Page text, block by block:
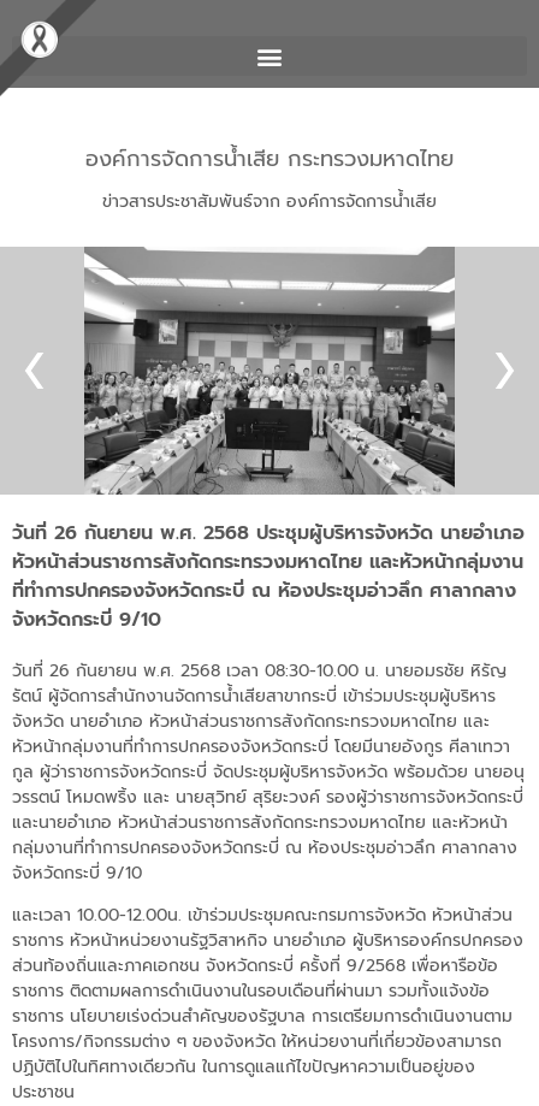
องค์การจัดการน้ำเสีย กระทรวงมหาดไทย
ข่าวสารประชาสัมพันธ์จาก องค์การจัดการน้ำเสีย
วันที่ 26 กันยายน พ.ศ. 2568 ประชุมผู้บริหารจังหวัด นายอำเภอ
หัวหน้าส่วนราชการสังกัดกระทรวงมหาดไทย และหัวหน้ากลุ่มงาน
ที่ทำการปกครองจังหวัดกระบี่ ณ ห้องประชุมอ่าวลึก ศาลากลาง
จังหวัดกระบี่ 9/10
วันที่ 26 กันยายน พ.ศ. 2568 เวลา 08:30-10.00 น. นายอมรชัย หิรัญ
รัตน์ ผู้จัดการสำนักงานจัดการน้ำเสียสาขากระบี่ เข้าร่วมประชุมผู้บริหาร
จังหวัด นายอำเภอ หัวหน้าส่วนราชการสังกัดกระทรวงมหาดไทย และ
หัวหน้ากลุ่มงานที่ทำการปกครองจังหวัดกระบี่ โดยมีนายอังกูร ศีลาเทวา
กูล ผู้ว่าราชการจังหวัดกระบี่ จัดประชุมผู้บริหารจังหวัด พร้อมด้วย นายอนุ
วรรตน์ โหมดพริ้ง และ นายสุวิทย์ สุริยะวงค์ รองผู้ว่าราชการจังหวัดกระบี่
และนายอำเภอ หัวหน้าส่วนราชการสังกัดกระทรวงมหาดไทย และหัวหน้า
กลุ่มงานที่ทำการปกครองจังหวัดกระบี่ ณ ห้องประชุมอ่าวลึก ศาลากลาง
จังหวัดกระบี่ 9/10
และเวลา 10.00-12.00น. เข้าร่วมประชุมคณะกรมการจังหวัด หัวหน้าส่วน
ราชการ หัวหน้าหน่วยงานรัฐวิสาหกิจ นายอำเภอ ผู้บริหารองค์กรปกครอง
ส่วนท้องถิ่นและภาคเอกชน จังหวัดกระบี่ ครั้งที่ 9/2568 เพื่อหารือข้อ
ราชการ ติดตามผลการดำเนินงานในรอบเดือนที่ผ่านมา รวมทั้งแจ้งข้อ
ราชการ นโยบายเร่งด่วนสำคัญของรัฐบาล การเตรียมการดำเนินงานตาม
โครงการ/กิจกรรมต่าง ๆ ของจังหวัด ให้หน่วยงานที่เกี่ยวข้องสามารถ
ปฏิบัติไปในทิศทางเดียวกัน ในการดูแลแก้ไขปัญหาความเป็นอยู่ของ
ประชาชน